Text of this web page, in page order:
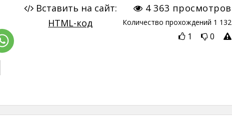
4 363 просмотров
Количество прохождений 1 132
1 0
Вставить на сайт:
HTML-код